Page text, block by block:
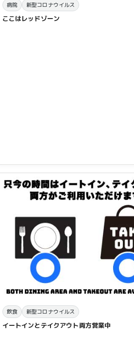
病院 新型コロナウイルス
ここはレッドゾーン
飲食 新型コロナウイルス
イートインとテイクアウト両方営業中